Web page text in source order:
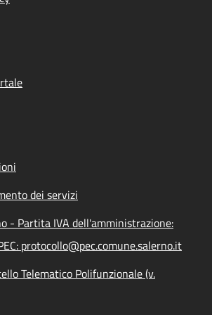
dei servizi
- Partita IVA dell'amministrazione:
protocollo@pec.comune.salerno.it
Telematico Polifunzionale (v.